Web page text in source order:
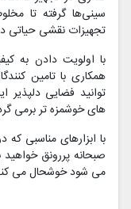
سینی‌ها گرفته تا
تجهیزات نقشی حیاتی
با اولویت دادن به
همکاری با تامین
توانید فضایی دلپذیر
های خوشمزه تر برمی
با ابزارهای مناسبی که
صبحانه پررونق
می شود خوشحال می